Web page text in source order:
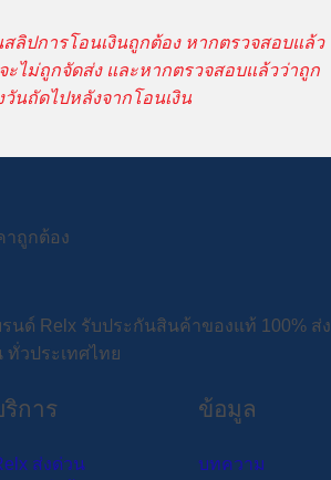
ลิปการโอนเงินถูกต้อง หากตรวจสอบแล้ว
ไม่ถูกจัดส่ง และหากตรวจสอบแล้วว่าถูก
นถัดไปหลังจากโอนเงิน
นด์ Relx รับประกันสินค้าของแท้ 100% ส่ง
ทั่วประเทศไทย
ริการ
ส่งด่วน
ข้อมูล
บทความ